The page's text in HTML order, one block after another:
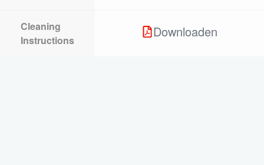
Cleaning
Instructions
Downloaden